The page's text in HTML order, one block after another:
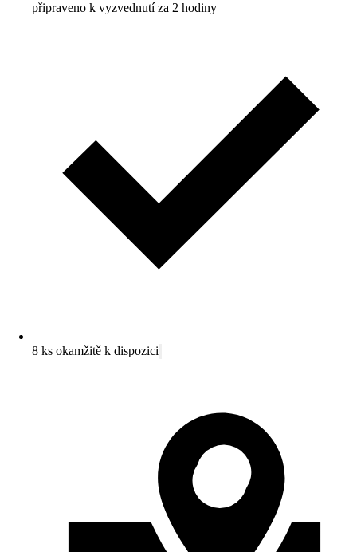
připraveno k vyzvednutí za 2 hodiny
8 ks okamžitě k dispozici